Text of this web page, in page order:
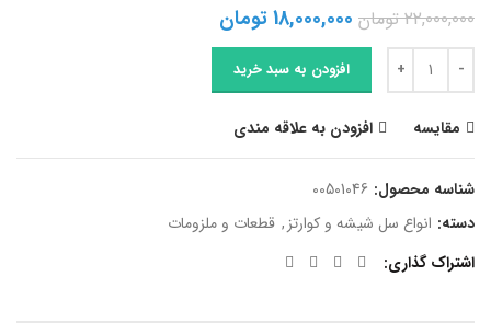
22,000,000 تومان قیمت
اصلی
22,000,000 تومان
بود.
18,000,000تومان
فعلی
است.
سل 10سانت کوارتز استوانه ای مخصوص دستگاه های میلتون روی MILTON ROY عدد افزودن به سبد خرید
مقایسه افزودن به علاقه مندی
شناسه محصول: 00501046
دسته: انواع سل شیشه و کوارتز , قطعات و ملزومات
اشتراک گذاری